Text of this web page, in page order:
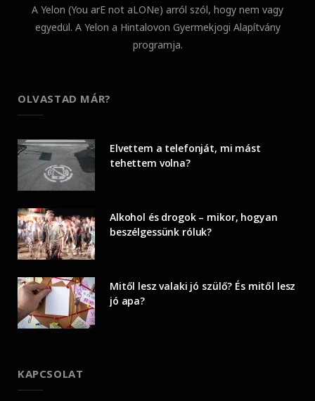
A Yelon (You arE not aLONe) arról szól, hogy nem vagy
egyedül. A Yelon a Hintalovon Gyermekjogi Alapítvány
programja.
OLVASTAD MÁR?
Elvettem a telefonját, mi mást
tehettem volna?
Alkohol és drogok – mikor, hogyan
beszélgessünk róluk?
Mitől lesz valaki jó szülő? És mitől lesz
jó apa?
KAPCSOLAT